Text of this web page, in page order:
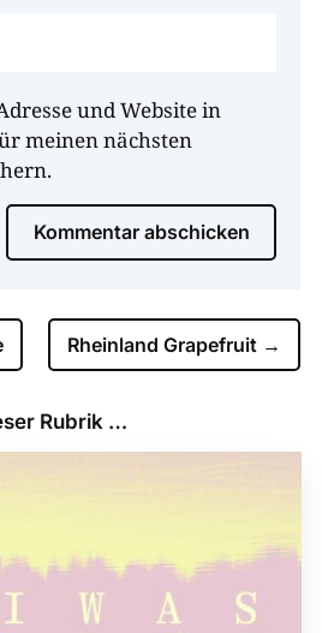
und Website in
meinen nächsten
Kommentar abschicken
Rheinland Grapefruit →
Rubrik …